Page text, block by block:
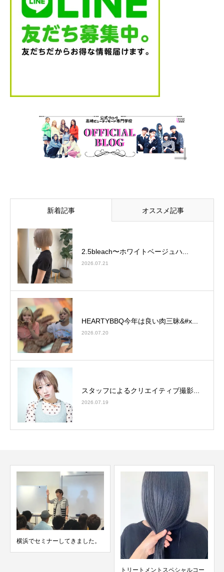
新着記事 オススメ記事
2.5bleach〜ホワイトベージュ⁡ハ...
2026.07.21
HEARTYBBQ今年は良い肉三昧&#x...
2026.07.20
スタッフによるクリエイティブ撮影...
2026.07.19
横浜でセミナーしてきました。
トリートメントスペシャルコー